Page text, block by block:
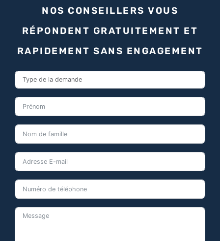
NOS CONSEILLERS VOUS
RÉPONDENT GRATUITEMENT ET
RAPIDEMENT SANS ENGAGEMENT